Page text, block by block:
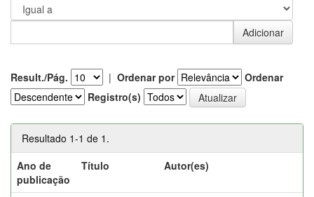
Result./Pág. | Ordenar por
Ordenar
Registro(s)
Resultado 1-1 de 1.
Ano de
publicação
Título Autor(es)